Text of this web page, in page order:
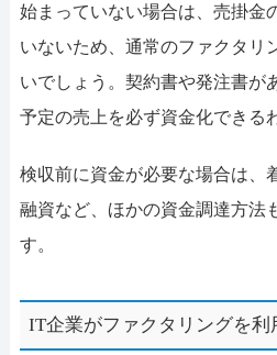
始まっていない場合は、売掛金
いないため、通常のファクタリ
いでしょう。契約書や発注書が
予定の売上を必ず資金化できる
検収前に資金が必要な場合は、
融資など、ほかの資金調達方法
す。
IT企業がファクタリングを利